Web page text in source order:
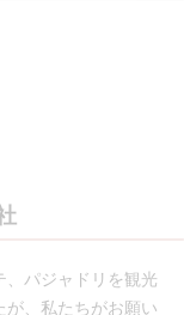
パジャドリを観光
、私たちがお願い